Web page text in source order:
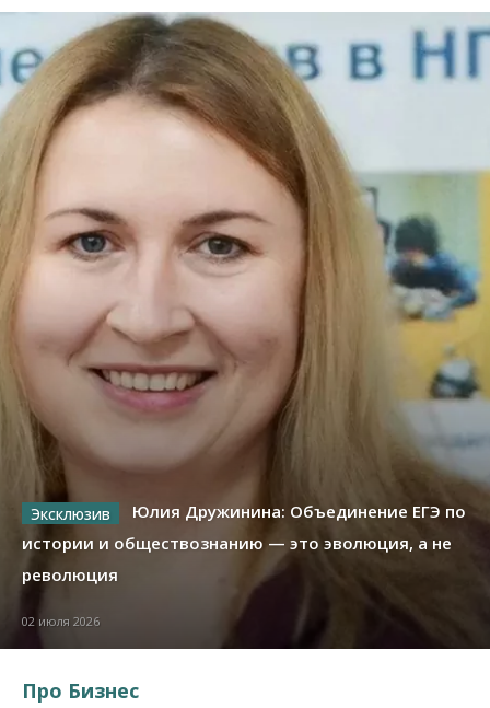
Юлия Дружинина: Объединение ЕГЭ по
истории и обществознанию — это эволюция, а не
революция
02 июля 2026
Про Бизнес